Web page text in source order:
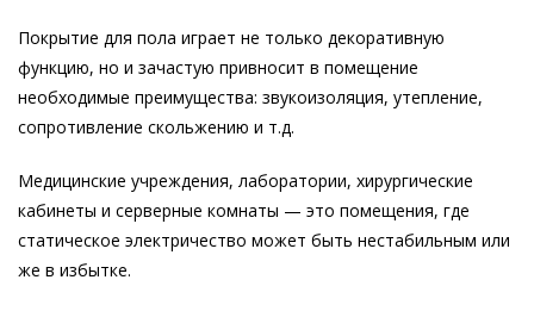
Покрытие для пола играет не только декоративную
функцию, но и зачастую привносит в помещение
необходимые преимущества: звукоизоляция, утепление,
сопротивление скольжению и т.д.
Медицинские учреждения, лаборатории, хирургические
кабинеты и серверные комнаты — это помещения, где
статическое электричество может быть нестабильным или
же в избытке.